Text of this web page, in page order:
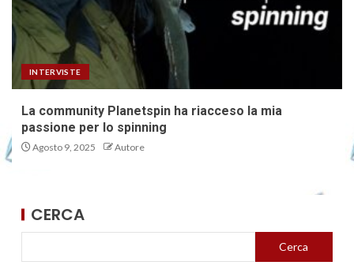
INTERVISTE
La community Planetspin ha riacceso la mia
passione per lo spinning
Agosto 9, 2025 Autore
CERCA
Cerca